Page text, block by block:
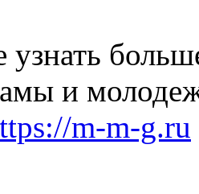
узнать
и
m-m-g.ru